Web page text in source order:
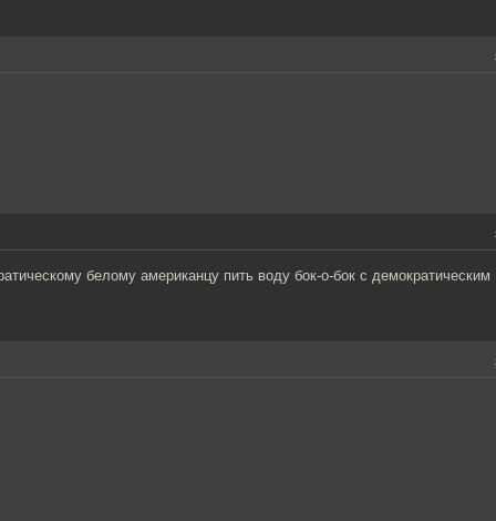
белому американцу пить воду бок-о-бок с демократическим